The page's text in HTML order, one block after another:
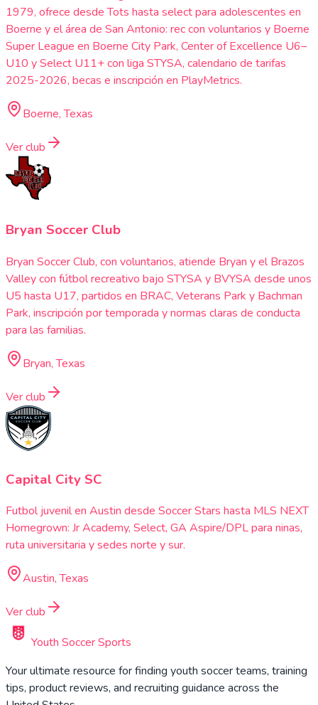
1979, ofrece desde Tots hasta select para adolescentes en
Boerne y el área de San Antonio: rec con voluntarios y Boerne
Super League en Boerne City Park, Center of Excellence U6–
U10 y Select U11+ con liga STYSA, calendario de tarifas
2025-2026, becas e inscripción en PlayMetrics.
Boerne, Texas
Ver club
Bryan Soccer Club
Bryan Soccer Club, con voluntarios, atiende Bryan y el Brazos
Valley con fútbol recreativo bajo STYSA y BVYSA desde unos
U5 hasta U17, partidos en BRAC, Veterans Park y Bachman
Park, inscripción por temporada y normas claras de conducta
para las familias.
Bryan, Texas
Ver club
Capital City SC
Futbol juvenil en Austin desde Soccer Stars hasta MLS NEXT
Homegrown: Jr Academy, Select, GA Aspire/DPL para ninas,
ruta universitaria y sedes norte y sur.
Austin, Texas
Ver club
Youth Soccer Sports
Your ultimate resource for finding youth soccer teams, training
tips, product reviews, and recruiting guidance across the